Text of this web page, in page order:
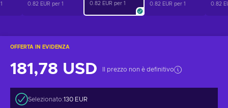
OFFERTA IN EVIDENZA
181,78 USD Il prezzo non è definitivo
Selezionato:130 EUR
1 0.82 EUR per 1 0.82 EUR per 1 0.82 EUR per 1 0.82